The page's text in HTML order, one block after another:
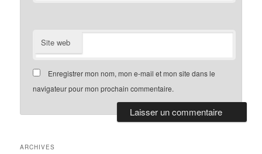
Site web
Enregistrer mon nom, mon e-mail et mon site dans le
navigateur pour mon prochain commentaire.
ARCHIVES